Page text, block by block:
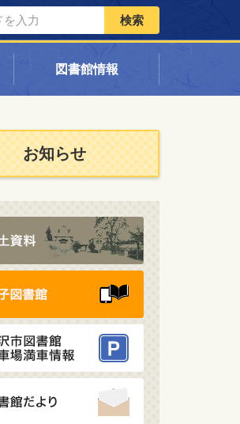
検索
図書館情報
お知らせ